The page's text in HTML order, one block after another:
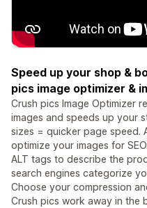
Speed up your shop &
pics image optimizer &
Crush pics Image Optimizer
images and speeds up your
sizes = quicker page speed.
optimize your images for
ALT tags to describe the
search engines categorize
Choose your compression
Crush pics work away in the